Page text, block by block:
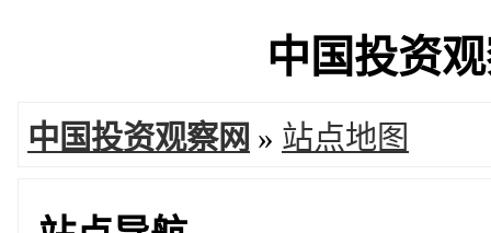
中国投资
中国投资观察网 » 站点地图